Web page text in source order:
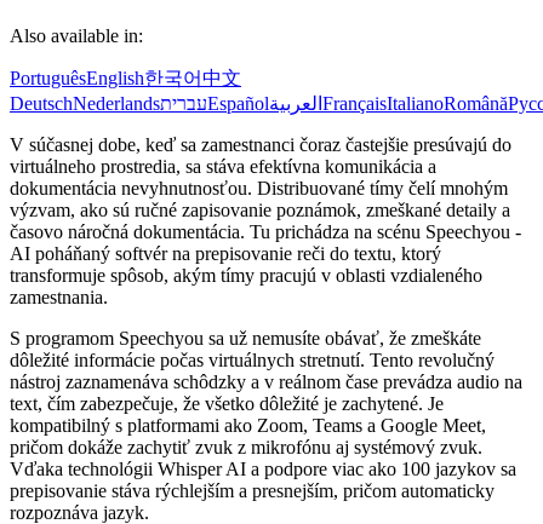
Also available in:
PortuguêsEnglish한국어中文
DeutschNederlandsעבריתEspañolالعربية FrançaisItalianoRomână
V súčasnej dobe, keď sa zamestnanci čoraz častejšie presúvajú do
virtuálneho prostredia, sa stáva efektívna komunikácia a
dokumentácia nevyhnutnosťou. Distribuované tímy čelí mnohým
výzvam, ako sú ručné zapisovanie poznámok, zmeškané detaily a
časovo náročná dokumentácia. Tu prichádza na scénu Speechyou -
AI poháňaný softvér na prepisovanie reči do textu, ktorý
transformuje spôsob, akým tímy pracujú v oblasti vzdialeného
zamestnania.
S programom Speechyou sa už nemusíte obávať, že zmeškáte
dôležité informácie počas virtuálnych stretnutí. Tento revolučný
nástroj zaznamenáva schôdzky a v reálnom čase prevádza audio na
text, čím zabezpečuje, že všetko dôležité je zachytené. Je
kompatibilný s platformami ako Zoom, Teams a Google Meet,
pričom dokáže zachytiť zvuk z mikrofónu aj systémový zvuk.
Vďaka technológii Whisper AI a podpore viac ako 100 jazykov sa
prepisovanie stáva rýchlejším a presnejším, pričom automaticky
rozpoznáva jazyk.